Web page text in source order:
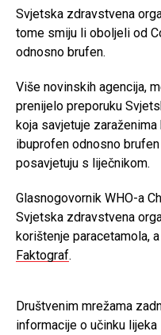
Svjetska zdravstvena
tome smiju li oboljeli od
odnosno brufen.
Više novinskih agencija,
prenijelo preporuku
koja savjetuje
ibuprofen odnosno
posavjetuju s liječnikom.
Glasnogovornik WHO-a
Svjetska zdravstvena
korištenje paracetamola,
Faktograf.
Društvenim mrežama
informacije o učinku